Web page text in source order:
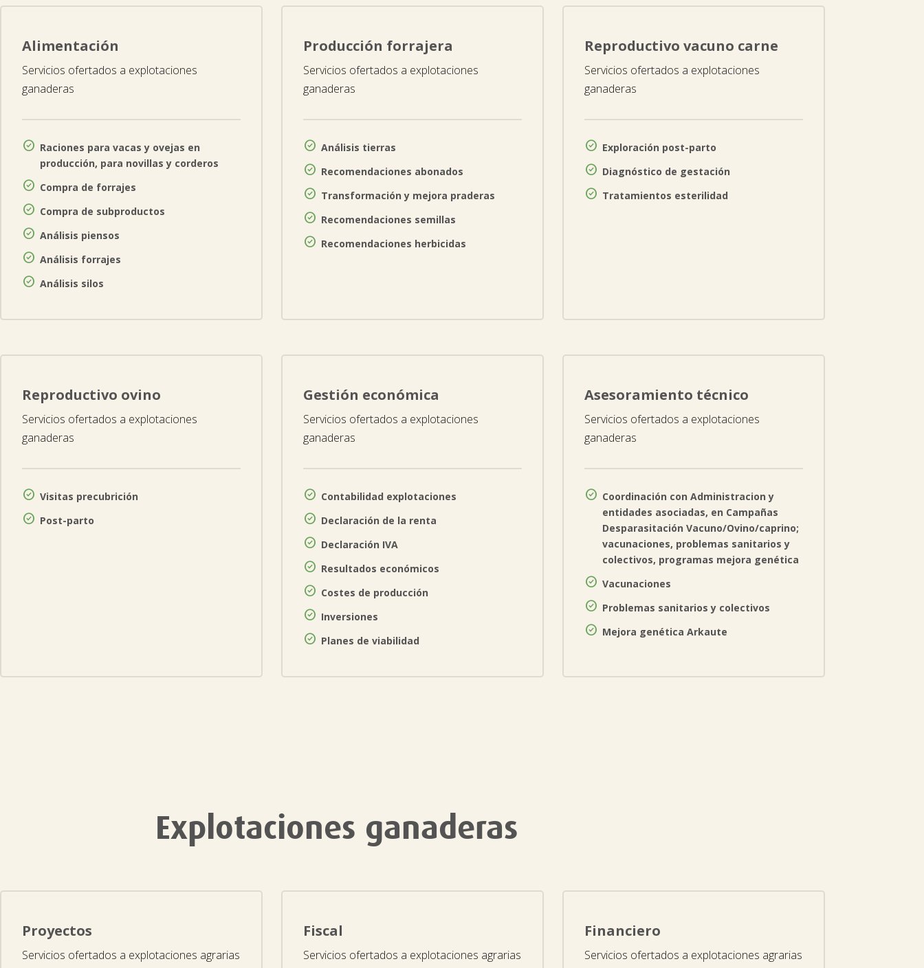

Alimentación
Servicios ofertados a explotaciones
ganaderas
 Raciones para vacas y ovejas en
producción, para novillas y corderos
 Compra de forrajes
 Compra de subproductos
 Análisis piensos
 Análisis forrajes
 Análisis silos
Producción forrajera
Servicios ofertados a explotaciones
ganaderas
 Análisis tierras
 Recomendaciones abonados
 Transformación y mejora praderas
 Recomendaciones semillas
 Recomendaciones herbicidas
Reproductivo vacuno carne
Servicios ofertados a explotaciones
ganaderas
 Exploración post-parto
 Diagnóstico de gestación
 Tratamientos esterilidad
Reproductivo ovino
Servicios ofertados a explotaciones
ganaderas
 Visitas precubrición
 Post-parto
Gestión económica
Servicios ofertados a explotaciones
ganaderas
 Contabilidad explotaciones
 Declaración de la renta
 Declaración IVA
 Resultados económicos
 Costes de producción
 Inversiones
 Planes de viabilidad
Asesoramiento técnico
Servicios ofertados a explotaciones
ganaderas
 Coordinación con Administracion y
entidades asociadas, en Campañas
Desparasitación Vacuno/Ovino/caprino;
vacunaciones, problemas sanitarios y
colectivos, programas mejora genética
 Vacunaciones
 Problemas sanitarios y colectivos
 Mejora genética Arkaute
Explotaciones ganaderas
Proyectos
Servicios ofertados a explotaciones agrarias
Fiscal
Servicios ofertados a explotaciones agrarias
Financiero
Servicios ofertados a explotaciones agrarias